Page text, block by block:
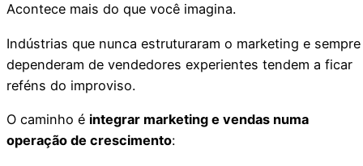
Acontece mais do que você imagina.
Indústrias que nunca estruturaram o marketing e sempre
dependeram de vendedores experientes tendem a ficar
reféns do improviso.
O caminho é integrar marketing e vendas numa
operação de crescimento: